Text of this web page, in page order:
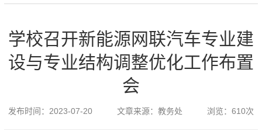
学校召开新能源网联汽车专业建
设与专业结构调整优化工作布置
会
发布时间： 2023-07-20文章来源： 教务处 浏览： 610次